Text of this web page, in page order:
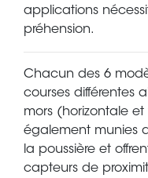
applications
préhension.
Chacun des 6
courses différentes
mors (horizontale
également munies
la poussière et
capteurs de